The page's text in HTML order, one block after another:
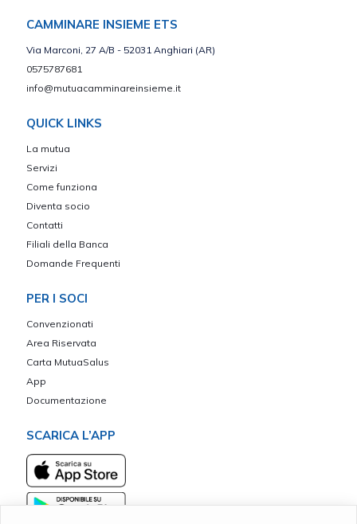
CAMMINARE INSIEME ETS
Via Marconi, 27 A/B - 52031 Anghiari (AR)
0575787681
info@mutuacamminareinsieme.it
QUICK LINKS
La mutua
Servizi
Come funziona
Diventa socio
Contatti
Filiali della Banca
Domande Frequenti
PER I SOCI
Convenzionati
Area Riservata
Carta MutuaSalus
App
Documentazione
SCARICA L’APP